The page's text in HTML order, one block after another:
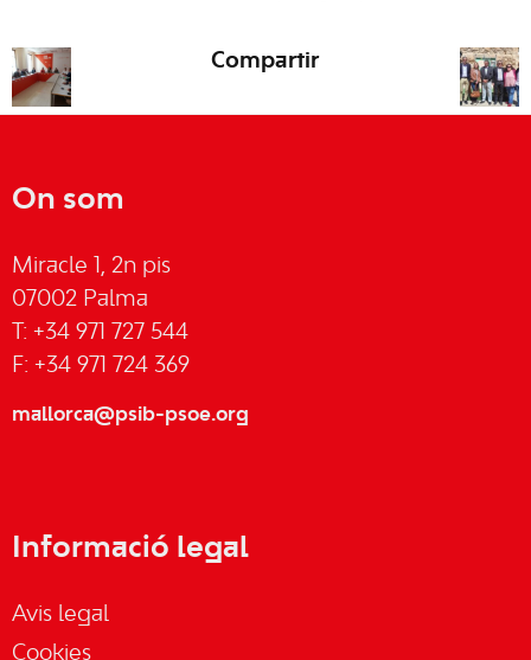
Compartir
On som
Miracle 1, 2n pis
07002 Palma
T: +34 971 727 544
F: +34 971 724 369
mallorca@psib-psoe.org
Informació legal
Avis legal
Cookies